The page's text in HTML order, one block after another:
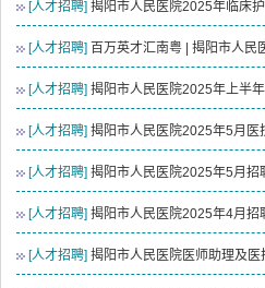
[人才招聘] 揭阳市人民医院2025年临床
[人才招聘] 百万英才汇南粤 | 揭阳市人
[人才招聘] 揭阳市人民医院2025年上半
[人才招聘] 揭阳市人民医院2025年5月
[人才招聘] 揭阳市人民医院2025年5月招
[人才招聘] 揭阳市人民医院2025年4月招
[人才招聘] 揭阳市人民医院医师助理及